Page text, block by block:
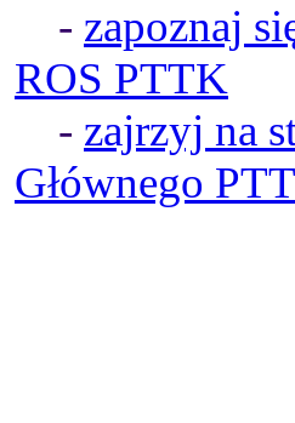
- zapoznaj
ROS PTTK
- zajrzyj na
Głównego